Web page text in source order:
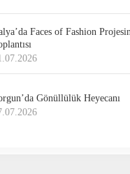
Faces of Fashion
Gönüllülük Heyecanı